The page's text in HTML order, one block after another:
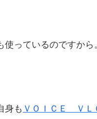
っているのですから
身も ＶＯＩＣＥ ＶＬ